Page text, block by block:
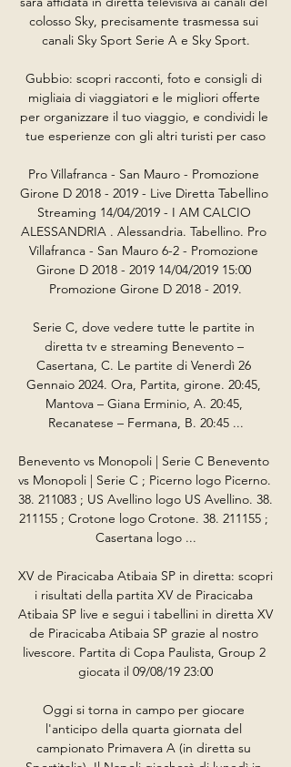
colosso Sky, precisamente trasmessa sui
canali Sky Sport Serie A e Sky Sport.
Gubbio: scopri racconti, foto e consigli di
migliaia di viaggiatori e le migliori offerte
per organizzare il tuo viaggio, e condividi le
tue esperienze con gli altri turisti per caso
Pro Villafranca - San Mauro - Promozione
Girone D 2018 - 2019 - Live Diretta Tabellino
Streaming 14/04/2019 - I AM CALCIO
ALESSANDRIA . Alessandria. Tabellino. Pro
Villafranca - San Mauro 6-2 - Promozione
Girone D 2018 - 2019 14/04/2019 15:00
Promozione Girone D 2018 - 2019.
Serie C, dove vedere tutte le partite in
diretta tv e streaming Benevento –
Casertana, C. Le partite di Venerdì 26
Gennaio 2024. Ora, Partita, girone. 20:45,
Mantova – Giana Erminio, A. 20:45,
Recanatese – Fermana, B. 20:45 ...
Benevento vs Monopoli | Serie C Benevento
vs Monopoli | Serie C ; Picerno logo Picerno.
38. 211083 ; US Avellino logo US Avellino. 38.
211155 ; Crotone logo Crotone. 38. 211155 ;
Casertana logo ...
XV de Piracicaba Atibaia SP in diretta: scopri
i risultati della partita XV de Piracicaba
Atibaia SP live e segui i tabellini in diretta XV
de Piracicaba Atibaia SP grazie al nostro
livescore. Partita di Copa Paulista, Group 2
giocata il 09/08/19 23:00
Oggi si torna in campo per giocare
l'anticipo della quarta giornata del
campionato Primavera A (in diretta su